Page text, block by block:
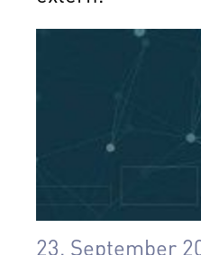
23. September